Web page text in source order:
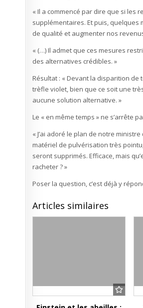
« Il a commencé par dire que si les
supplémentaires. Et puis, quelques
de qualité et augmenter nos
« (…) Il admet que ces mesures
des alternatives crédibles. »
Résultat : « Devant la disparition
trèfle violet, bien que ce soit une
aucune solution alternative. »
Le « en même temps » ne s’arrête
« J’ai adoré le plan de notre
matériel de pulvérisation très
seront supprimés. Efficace, mais
racheter ? »
Poser la question, c’est déjà y
Articles similaires